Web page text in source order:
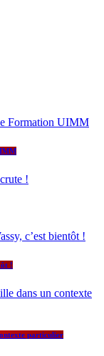
!
particulier